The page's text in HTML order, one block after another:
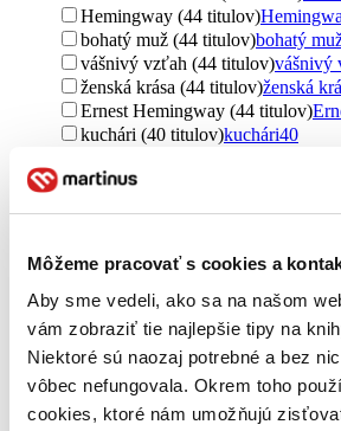
Môžeme pracovať s cookies a
Aby sme vedeli, ako sa na našom
vám zobraziť tie najlepšie tipy na
Niektoré sú naozaj potrebné a bez
vôbec nefungovala. Okrem toho
cookies, ktoré nám umožňujú
Hemingway (44 titulov)
bohatý muž (44 titulov)bohatý
vášnivý vzťah (44 titulov)vášnivý
ženská krása (44 titulov)ženská
Ernest Hemingway (44 titulov)
kuchári (40 titulov)kuchári40
stravovanie (21 titulov)
pre dospelých (174 titulov)pre
pre ženy (71 titulov)pre ženy71
pre gazdinky (35 titulov)pre
pre začiatočníkov (34 titulov)
pre
pre deti (17 titulov)pre deti 17
pre náročných (10 titulov)pre
pre mužov (8 titulov)pre mužov8